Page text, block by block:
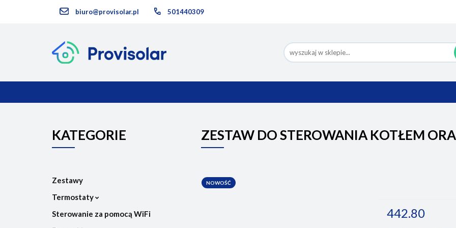
biuro@provisolar.pl 501440309
Kategorie
KATEGORIE
Zestawy
Termostaty
Sterowanie za pomocą WiFi
ZESTAW DO STEROWANIA KOTŁEM
NOWOŚĆ
442.80